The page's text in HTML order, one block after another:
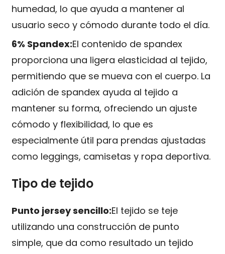
humedad, lo que ayuda a mantener al
usuario seco y cómodo durante todo el día.
6% Spandex:El contenido de spandex
proporciona una ligera elasticidad al tejido,
permitiendo que se mueva con el cuerpo. La
adición de spandex ayuda al tejido a
mantener su forma, ofreciendo un ajuste
cómodo y flexibilidad, lo que es
especialmente útil para prendas ajustadas
como leggings, camisetas y ropa deportiva.
Tipo de tejido
Punto jersey sencillo:El tejido se teje
utilizando una construcción de punto
simple, que da como resultado un tejido